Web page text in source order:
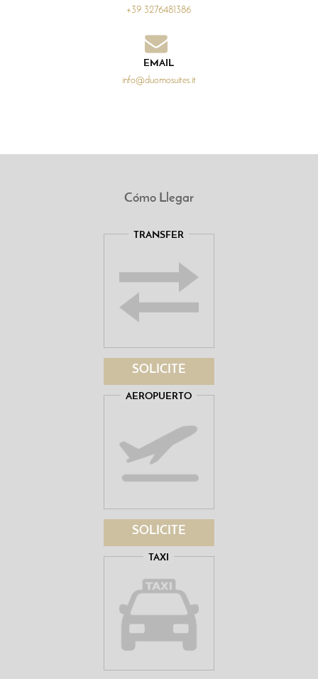
+39 3276481386
EMAIL
info@duomosuites.it
Cómo Llegar
TRANSFER
SOLICITE
AEROPUERTO
SOLICITE
TAXI